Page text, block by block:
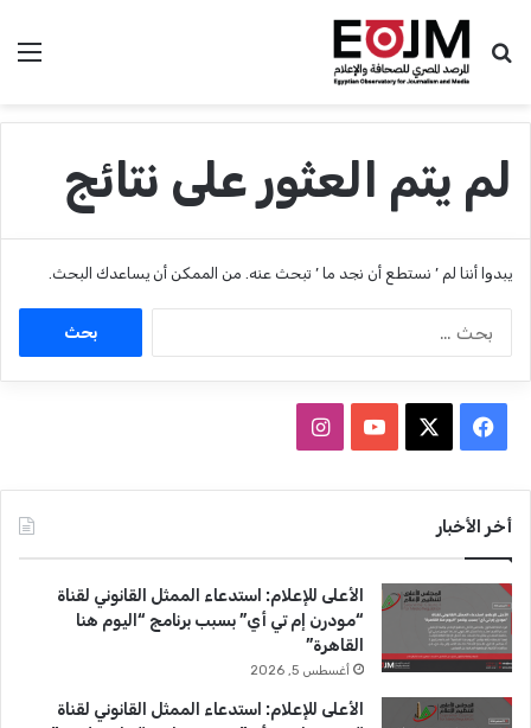
بحث عن
لم يتم العثور على نتائج
يبدوا أننا لم ’ نستطع أن نجد ما ’ تبحث عنه. من الممكن أن يساعدك البحث.
:
س
و
ك
T
u
b
ق
ا
أخر الأخبار
الأعلى للإعلام: استدعاء الممثل القانوني لقناة
“مودرن إم تي أي” بسبب برنامج “اليوم هنا
القاهرة”
أغسطس 5, 2026
الأعلى للإعلام: استدعاء الممثل القانوني لقناة